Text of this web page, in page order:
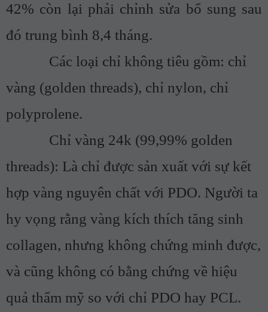
42% còn lại phải chỉnh sửa bổ sung sau
đó trung bình 8,4 tháng.
Các loại chỉ không tiêu gồm: chỉ
vàng (golden threads), chỉ nylon, chỉ
polyprolene.
Chỉ vàng 24k (99,99% golden
threads): Là chỉ được sản xuất với sự kết
hợp vàng nguyên chất với PDO. Người ta
hy vọng rằng vàng kích thích tăng sinh
collagen, nhưng không chứng minh được,
và cũng không có bằng chứng về hiệu
quả thẩm mỹ so với chỉ PDO hay PCL.